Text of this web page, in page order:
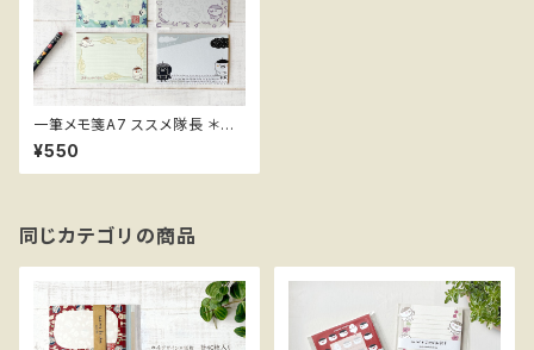
一筆メモ箋A7 ススメ隊長 ＊桔
梗
¥550
同じカテゴリの商品